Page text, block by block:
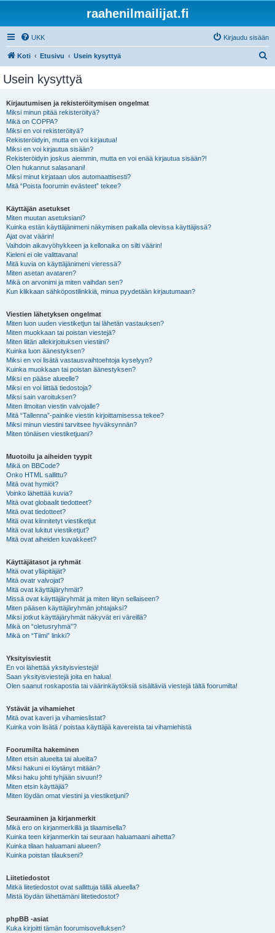
raahenilmailijat.fi
UKK Kirjaudu sisään
Koti Etusivu Usein kysyttyä
Usein kysyttyä
Kirjautumisen ja rekisteröitymisen ongelmat
Miksi minun pitää rekisteröityä?
Mikä on COPPA?
Miksi en voi rekisteröityä?
Rekisteröidyin, mutta en voi kirjautua!
Miksi en voi kirjautua sisään?
Rekisteröidyin joskus aiemmin, mutta en voi enää kirjautua sisään?!
Olen hukannut salasanani!
Miksi minut kirjataan ulos automaattisesti?
Mitä “Poista foorumin evästeet” tekee?
Käyttäjän asetukset
Miten muutan asetuksiani?
Kuinka estän käyttäjänimeni näkymisen paikalla olevissa käyttäjissä?
Ajat ovat väärin!
Vaihdoin aikavyöhykkeen ja kellonaika on silti väärin!
Kieleni ei ole valittavana!
Mitä kuvia on käyttäjänimeni vieressä?
Miten asetan avataren?
Mikä on arvonimi ja miten vaihdan sen?
Kun klikkaan sähköpostilinkkiä, minua pyydetään kirjautumaan?
Viestien lähetyksen ongelmat
Miten luon uuden viestiketjun tai lähetän vastauksen?
Miten muokkaan tai poistan viestejä?
Miten liitän allekirjoituksen viestiini?
Kuinka luon äänestyksen?
Miksi en voi lisätä vastausvaihtoehtoja kyselyyn?
Kuinka muokkaan tai poistan äänestyksen?
Miksi en pääse alueelle?
Miksi en voi liittää tiedostoja?
Miksi sain varoituksen?
Miten ilmoitan viestin valvojalle?
Mitä “Tallenna”-painike viestin kirjoittamisessa tekee?
Miksi minun viestini tarvitsee hyväksynnän?
Miten tönäisen viestiketjuani?
Muotoilu ja aiheiden tyypit
Mikä on BBCode?
Onko HTML sallittu?
Mitä ovat hymiöt?
Voinko lähettää kuvia?
Mitä ovat globaalit tiedotteet?
Mitä ovat tiedotteet?
Mitä ovat kiinnitetyt viestiketjut
Mitä ovat lukitut viestiketjut?
Mitä ovat aiheiden kuvakkeet?
Käyttäjätasot ja ryhmät
Mitä ovat ylläpitäjät?
Mitä ovatr valvojat?
Mitä ovat käyttäjäryhmät?
Missä ovat käyttäjäryhmät ja miten liityn sellaiseen?
Miten pääsen käyttäjäryhmän johtajaksi?
Miksi jotkut käyttäjäryhmät näkyvät eri väreillä?
Mikä on “oletusryhmä”?
Mikä on “Tiimi” linkki?
Yksityisviestit
En voi lähettää yksityisviestejä!
Saan yksityisviestejä joita en halua!
Olen saanut roskapostia tai väärinkäytöksiä sisältäviä viestejä tältä foorumilta!
Ystävät ja vihamiehet
Mitä ovat kaveri ja vihamieslistat?
Kuinka voin lisätä / poistaa käyttäjiä kavereista tai vihamiehistä
Foorumilta hakeminen
Miten etsin alueelta tai alueilta?
Miksi hakuni ei löytänyt mitään?
Miksi haku johti tyhjään sivuun!?
Miten etsin käyttäjiä?
Miten löydän omat viestini ja viestiketjuni?
Seuraaminen ja kirjanmerkit
Mikä ero on kirjanmerkillä ja tilaamisella?
Kuinka teen kirjanmerkin tai seuraan haluamaani aihetta?
Kuinka tilaan haluamani alueen?
Kuinka poistan tilaukseni?
Liitetiedostot
Mitkä liitetiedostot ovat sallittuja tällä alueella?
Mistä löydän lähettämäni liitetiedostot?
phpBB -asiat
Kuka kirjoitti tämän foorumisovelluksen?